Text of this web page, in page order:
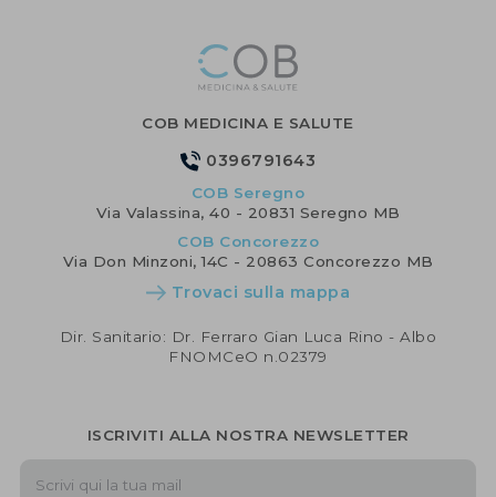
COB MEDICINA E SALUTE
0396791643
COB Seregno
Via Valassina, 40 - 20831 Seregno MB
COB Concorezzo
Via Don Minzoni, 14C - 20863 Concorezzo MB
Trovaci sulla mappa
Dir. Sanitario: Dr. Ferraro Gian Luca Rino - Albo
FNOMCeO n.02379
ISCRIVITI ALLA NOSTRA NEWSLETTER